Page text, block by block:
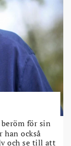
för sin
han också
och se till att